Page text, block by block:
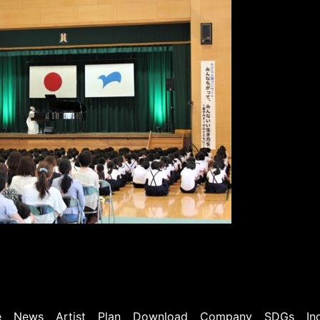
News Artist Plan Download Company SDGs